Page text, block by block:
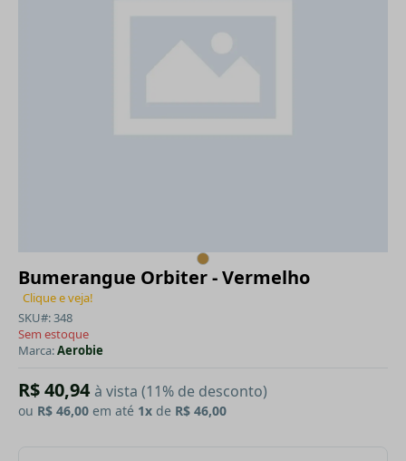
Bumerangue Orbiter - Vermelho
Clique e veja!
SKU#: 348
Sem estoque
Marca:Aerobie
R$ 40,94 à vista (11% de desconto)
ou R$ 46,00 em até 1x de R$ 46,00